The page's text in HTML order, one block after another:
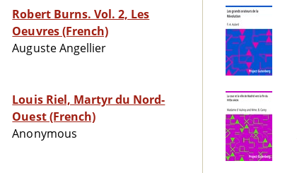
Robert Burns. Vol. 2, Les
Oeuvres (French)
Auguste Angellier
Louis Riel, Martyr du Nord-
Ouest (French)
Anonymous